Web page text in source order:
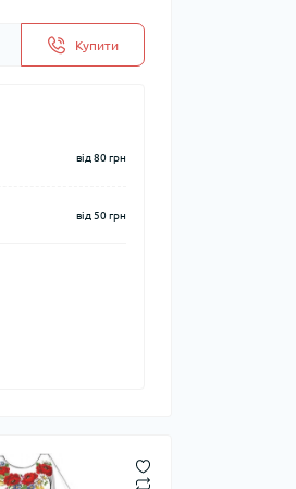
Купити
від 80 грн
від 50 грн